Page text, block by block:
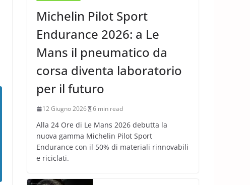
Michelin Pilot Sport
Endurance 2026: a Le
Mans il pneumatico da
corsa diventa laboratorio
per il futuro
12 Giugno 2026 6 min read
Alla 24 Ore di Le Mans 2026 debutta la
nuova gamma Michelin Pilot Sport
Endurance con il 50% di materiali rinnovabili
e riciclati.